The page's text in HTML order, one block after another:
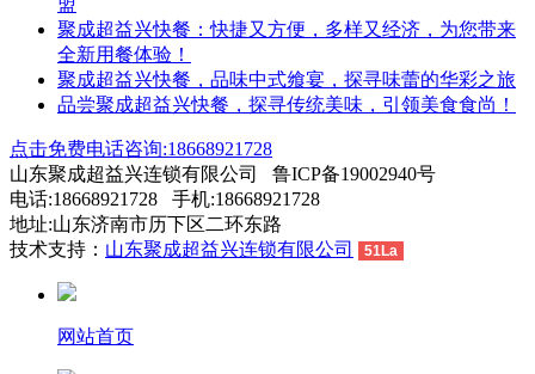
盟
聚成超益兴快餐：快捷又方便，多样又经济，为您带来
全新用餐体验！
聚成超益兴快餐，品味中式飨宴，探寻味蕾的华彩之旅
品尝聚成超益兴快餐，探寻传统美味，引领美食食尚！
点击免费电话咨询:18668921728
山东聚成超益兴连锁有限公司 鲁ICP备19002940号
电话:18668921728 手机:18668921728
地址:山东济南市历下区二环东路
技术支持： 山东聚成超益兴连锁有限公司 51La
网站首页